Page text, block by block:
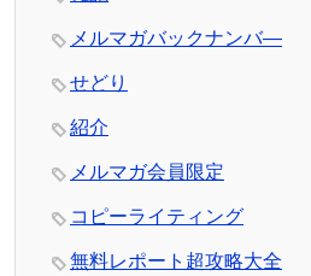
メルマガバックナンバ―
せどり
紹介
メルマガ会員限定
コピーライティング
無料レポート超攻略大全